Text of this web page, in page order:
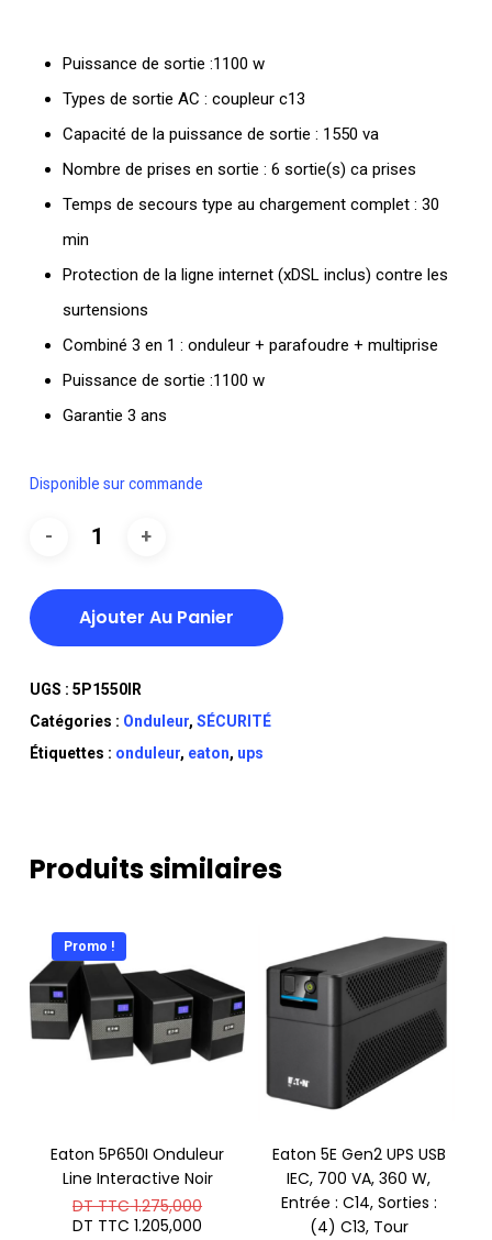
était :
DT
TTC 3.500,000.
DT
TTC
Puissance de sortie :1100 w
Types de sortie AC : coupleur c13
Capacité de la puissance de sortie : 1550 va
Nombre de prises en sortie : 6 sortie(s) ca prises
Temps de secours type au chargement complet : 30
min
Protection de la ligne internet (xDSL inclus) contre les
surtensions
Combiné 3 en 1 : onduleur + parafoudre + multiprise
Puissance de sortie :1100 w
Garantie 3 ans
Disponible sur commande
Ajouter Au Panier
UGS : 5P1550IR
Catégories : Onduleur, SÉCURITÉ
Étiquettes : onduleur, eaton, ups
Produits similaires
Promo !
Eaton 5P650I Onduleur
Line Interactive Noir
DT TTC1.275,000Le
DT TTC 1.205,000
Eaton 5E Gen2 UPS USB
IEC, 700 VA, 360 W,
Entrée : C14, Sorties :
(4) C13, Tour